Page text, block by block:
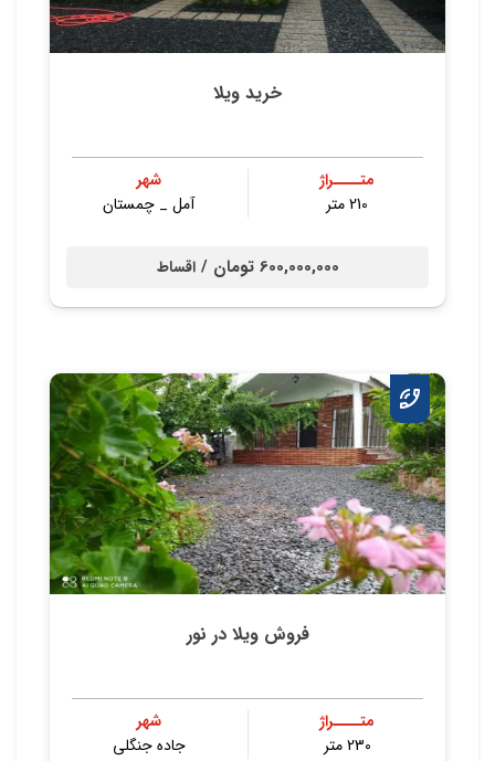
خرید ویلا
متــــراژ
210 متر
شهر
آمل _ چمستان
600,000,000 تومان / اقساط
فروش ویلا در نور
متــــراژ
230 متر
شهر
جاده جنگلی